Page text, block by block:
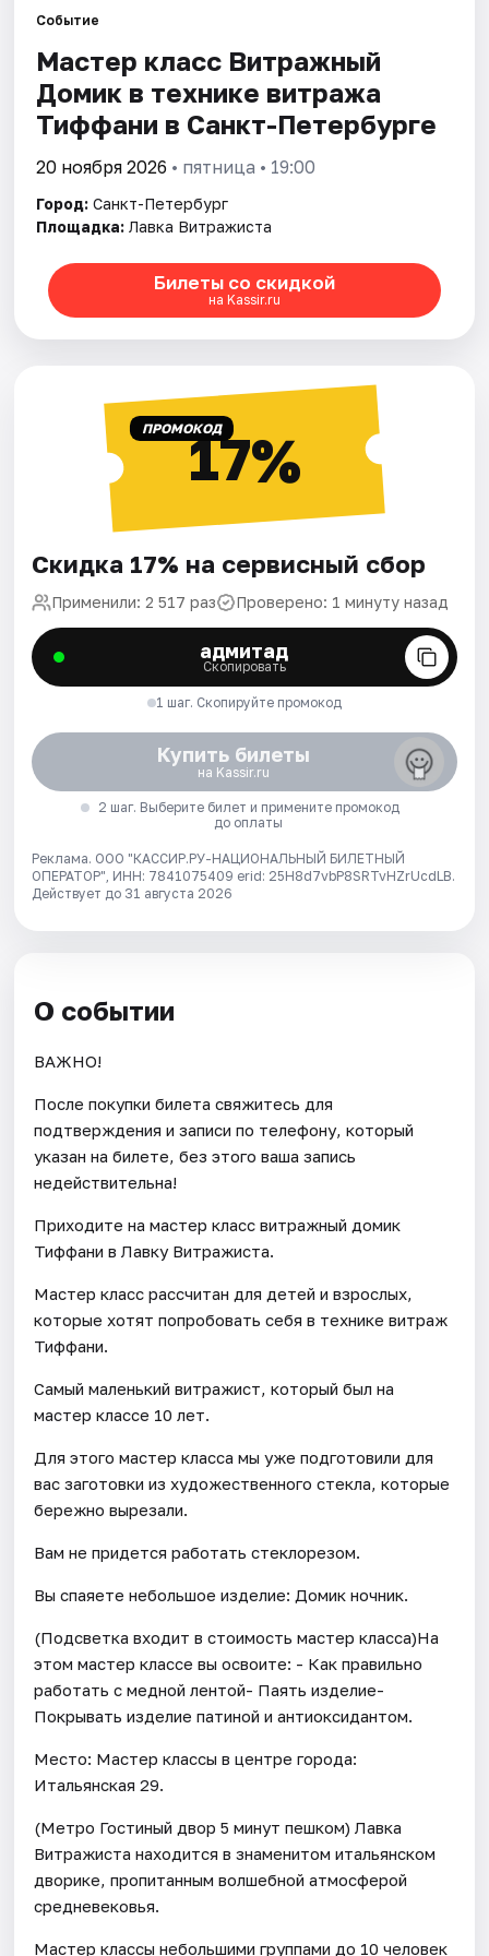
Города
Площадки
Артисты
Рейтинги
Событие
Мастер класс Витражный
Домик в технике витража
Тиффани в Санкт-Петербурге
20 ноября 2026 • пятница • 19:00
Город: Санкт-Петербург
Площадка: Лавка Витражиста
Билеты со скидкой
на Kassir.ru
ПРОМОКОД17%
Скидка 17% на сервисный сбор
Применили: 2 517 раз Проверено: 1 минуту назад
адмитад
Скопировать
1 шаг. Скопируйте промокод
Купить билеты
на Kassir.ru
2 шаг. Выберите билет и примените промокод
до оплаты
Реклама. ООО "КАССИР.РУ-НАЦИОНАЛЬНЫЙ БИЛЕТНЫЙ
ОПЕРАТОР", ИНН: 7841075409 erid: 25H8d7vbP8SRTvHZrUcdLB.
Действует до 31 августа 2026
О событии
ВАЖНО!
После покупки билета свяжитесь для
подтверждения и записи по телефону, который
указан на билете, без этого ваша запись
недействительна!
Приходите на мастер класс витражный домик
Тиффани в Лавку Витражиста.
Мастер класс рассчитан для детей и взрослых,
которые хотят попробовать себя в технике витраж
Тиффани.
Самый маленький витражист, который был на
мастер классе 10 лет.
Для этого мастер класса мы уже подготовили для
вас заготовки из художественного стекла, которые
бережно вырезали.
Вам не придется работать стеклорезом.
Вы спаяете небольшое изделие: Домик ночник.
(Подсветка входит в стоимость мастер класса)На
этом мастер классе вы освоите: - Как правильно
работать с медной лентой- Паять изделие-
Покрывать изделие патиной и антиоксидантом.
Место: Мастер классы в центре города:
Итальянская 29.
(Метро Гостиный двор 5 минут пешком) Лавка
Витражиста находится в знаменитом итальянском
дворике, пропитанным волшебной атмосферой
средневековья.
Мастер классы небольшими группами до 10 человек